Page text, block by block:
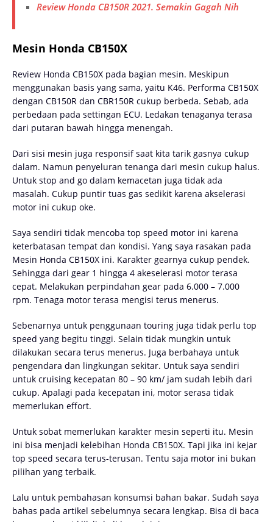
Review Honda CB150R 2021. Semakin Gagah Nih
Mesin Honda CB150X
Review Honda CB150X pada bagian mesin. Meskipun
menggunakan basis yang sama, yaitu K46. Performa CB150X
dengan CB150R dan CBR150R cukup berbeda. Sebab, ada
perbedaan pada settingan ECU. Ledakan tenaganya terasa
dari putaran bawah hingga menengah.
Dari sisi mesin juga responsif saat kita tarik gasnya cukup
dalam. Namun penyeluran tenanga dari mesin cukup halus.
Untuk stop and go dalam kemacetan juga tidak ada
masalah. Cukup puntir tuas gas sedikit karena akselerasi
motor ini cukup oke.
Saya sendiri tidak mencoba top speed motor ini karena
keterbatasan tempat dan kondisi. Yang saya rasakan pada
Mesin Honda CB150X ini. Karakter gearnya cukup pendek.
Sehingga dari gear 1 hingga 4 akeselerasi motor terasa
cepat. Melakukan perpindahan gear pada 6.000 – 7.000
rpm. Tenaga motor terasa mengisi terus menerus.
Sebenarnya untuk penggunaan touring juga tidak perlu top
speed yang begitu tinggi. Selain tidak mungkin untuk
dilakukan secara terus menerus. Juga berbahaya untuk
pengendara dan lingkungan sekitar. Untuk saya sendiri
untuk cruising kecepatan 80 – 90 km/ jam sudah lebih dari
cukup. Apalagi pada kecepatan ini, motor serasa tidak
memerlukan effort.
Untuk sobat memerlukan karakter mesin seperti itu. Mesin
ini bisa menjadi kelebihan Honda CB150X. Tapi jika ini kejar
top speed secara terus-terusan. Tentu saja motor ini bukan
pilihan yang terbaik.
Lalu untuk pembahasan konsumsi bahan bakar. Sudah saya
bahas pada artikel sebelumnya secara lengkap. Bisa di baca